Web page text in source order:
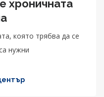
хроничната
която трябва да се
нужни